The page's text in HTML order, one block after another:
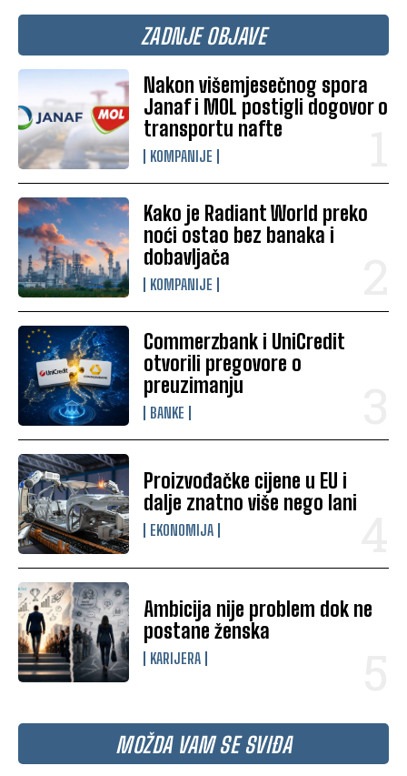
ZADNJE OBJAVE
Nakon višemjesečnog spora
Janaf i MOL postigli dogovor o
transportu nafte
KOMPANIJE
Kako je Radiant World preko
noći ostao bez banaka i
dobavljača
KOMPANIJE
Commerzbank i UniCredit
otvorili pregovore o
preuzimanju
BANKE
Proizvođačke cijene u EU i
dalje znatno više nego lani
EKONOMIJA
Ambicija nije problem dok ne
postane ženska
KARIJERA
MOŽDA VAM SE SVIĐA